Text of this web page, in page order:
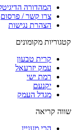
המהדורה
צרו קשר / פרסום
הצהרת נגישות
קטגוריות מקומונים
קרית טבעון
עמק יזרעאל
רמת ישי
יקנעם
מגדל העמק
שווה קריאה